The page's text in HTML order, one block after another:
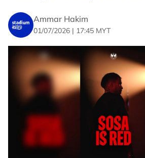
Ammar Hakim
01/07/2026 | 17:45 MYT